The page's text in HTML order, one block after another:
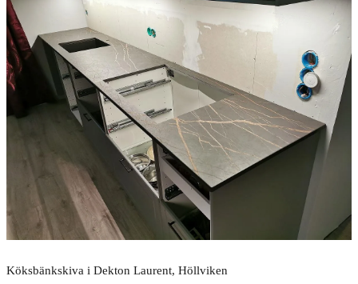
Köksbänkskiva i Dekton Laurent, Höllviken